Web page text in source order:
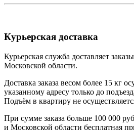
Курьерская доставка
Курьерская служба доставляет
Московской области.
Доставка заказа весом более 15 кг
указанному адресу только до
Подъём в квартиру не
При сумме заказа больше 100 000
и Московской области бесплатная